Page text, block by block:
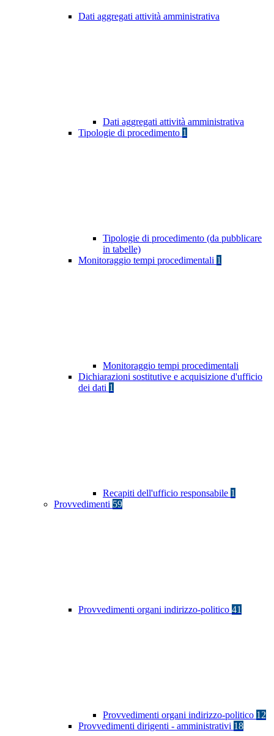
Dati aggregati attività amministrativa
Dati aggregati attività amministrativa
Tipologie di procedimento 1
Tipologie di procedimento (da pubblicare
in tabelle)
Monitoraggio tempi procedimentali 1
Monitoraggio tempi procedimentali
Dichiarazioni sostitutive e acquisizione d'ufficio
dei dati 1
Recapiti dell'ufficio responsabile 1
Provvedimenti 59
Provvedimenti organi indirizzo-politico 41
Provvedimenti organi indirizzo-politico 12
Provvedimenti dirigenti - amministrativi 18